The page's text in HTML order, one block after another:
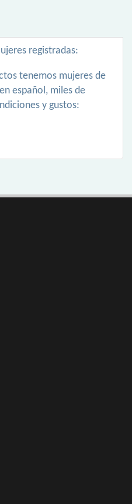
registradas:
tenemos mujeres de
español, miles de
y gustos: